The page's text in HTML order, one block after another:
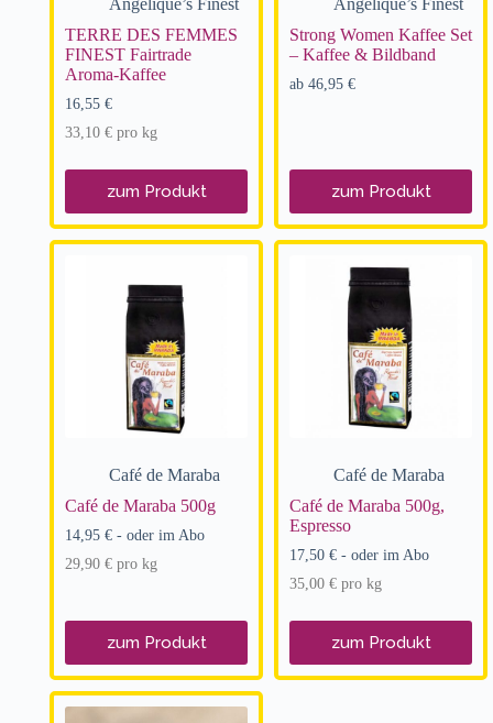
Angelique’s Finest
TERRE DES FEMMES
FINEST Fairtrade
Aroma-Kaffee
16,55 €
33,10 € pro kg
zum Produkt
Angelique’s Finest
Strong Women Kaffee Set
– Kaffee & Bildband
ab 46,95 €
zum Produkt
Café de Maraba
Café de Maraba 500g
14,95 € - oder im Abo
29,90 € pro kg
zum Produkt
Café de Maraba
Café de Maraba 500g,
Espresso
17,50 € - oder im Abo
35,00 € pro kg
zum Produkt